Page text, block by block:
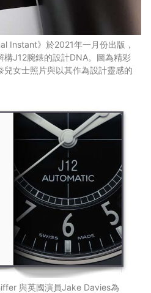
Instant》於2021年一月份出版，
構J12腕錶的設計DNA。圖為精彩
兒女士照片與以其作為設計靈感的
與英國演員Jake Davies為